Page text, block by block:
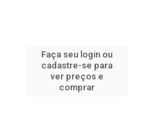
Faça seu login ou
cadastre-se para
ver preços e
comprar